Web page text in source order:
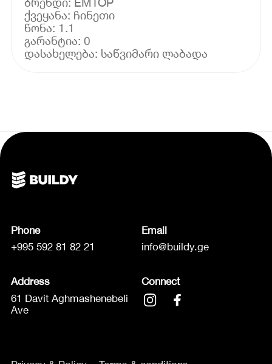
ქვეყანა: ჩინეთი
წონა: 1.1
გარანტია: 0
Phone
+995 592 81 82 21
Email
info@buildy.ge
Address
61 Davit Aghmashenebeli
Ave
Connect